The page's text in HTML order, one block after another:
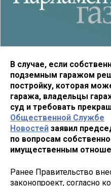
В случае, если
подземным гаражом
постройку, которая
гаража, владельцы
суд и требовать
Общественной Службе
Новостей заявил
по вопросам
имущественным
Ранее Правительство
законопроект, согласно